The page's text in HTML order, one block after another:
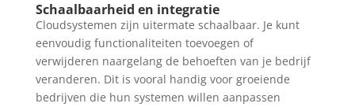
Schaalbaarheid en integratie
Cloudsystemen zijn uitermate schaalbaar. Je kunt
eenvoudig functionaliteiten toevoegen of
verwijderen naargelang de behoeften van je bedrijf
veranderen. Dit is vooral handig voor groeiende
bedrijven die hun systemen willen aanpassen